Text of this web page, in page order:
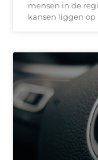
mensen in de
kansen liggen